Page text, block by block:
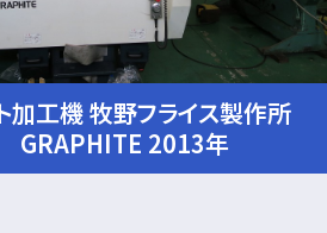
加工機 牧野フライス製作所
2013年